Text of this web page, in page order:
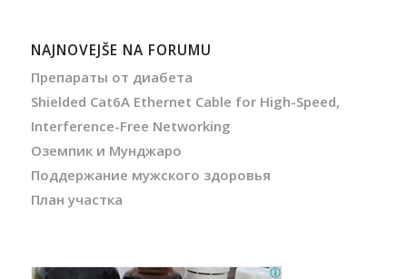
NAJNOVEJŠE NA FORUMU
Препараты от диабета
Shielded Cat6A Ethernet Cable for High-Speed,
Interference-Free Networking
Оземпик и Мунджаро
Поддержание мужского здоровья
План участка